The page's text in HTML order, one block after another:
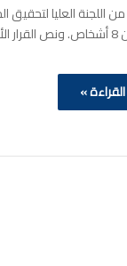
اللجنة العليا لتحقيق
الجنسية من 8 أشخاص. ونص
»